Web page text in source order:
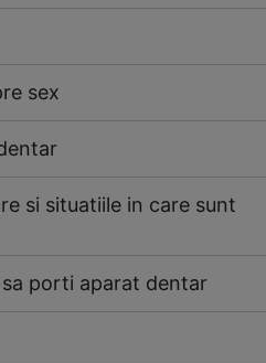
sex
si situatiile in care sunt
porti aparat dentar